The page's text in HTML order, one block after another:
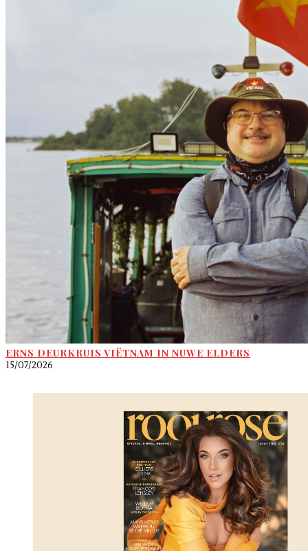
ERNS DEURKRUIS VIËTNAM IN NUWE ELDERS
15/07/2026